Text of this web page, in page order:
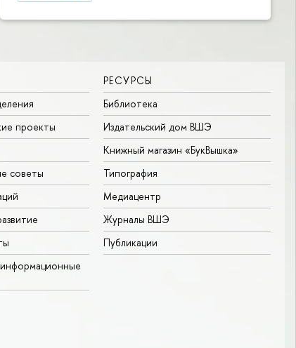
проекты
советы
РЕСУРСЫ
Библиотека
Издательский дом ВШЭ
Книжный магазин «БукВышка»
Типография
Медиацентр
Журналы ВШЭ
Публикации